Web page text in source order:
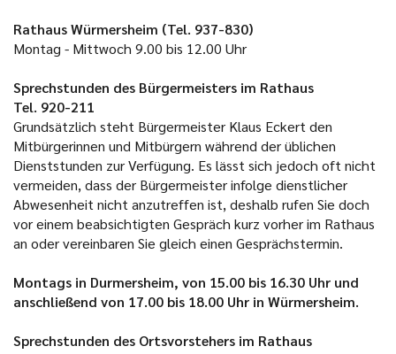
Rathaus Würmersheim (Tel. 937-830)
Montag - Mittwoch 9.00 bis 12.00 Uhr
Sprechstunden des Bürgermeisters im Rathaus
Tel. 920-211
Grundsätzlich steht Bürgermeister Klaus Eckert den
Mitbürgerinnen und Mitbürgern während der üblichen
Dienststunden zur Verfügung. Es lässt sich jedoch oft nicht
vermeiden, dass der Bürgermeister infolge dienstlicher
Abwesenheit nicht anzutreffen ist, deshalb rufen Sie doch
vor einem beabsichtigten Gespräch kurz vorher im Rathaus
an oder vereinbaren Sie gleich einen Gesprächstermin.
Montags in Durmersheim, von 15.00 bis 16.30 Uhr und
anschließend von 17.00 bis 18.00 Uhr in Würmersheim.
Sprechstunden des Ortsvorstehers im Rathaus